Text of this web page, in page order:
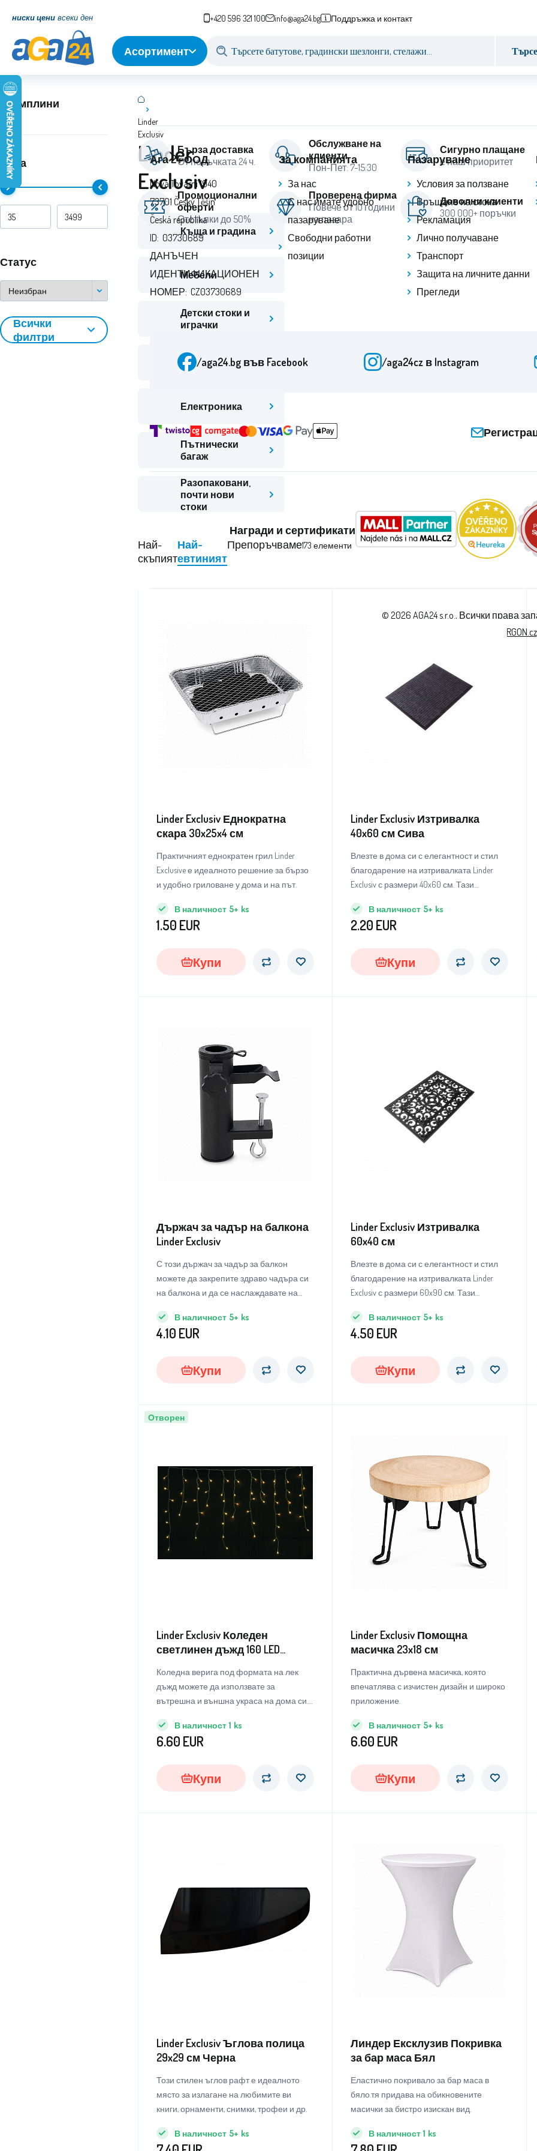
ниски цени всеки ден +420 596 321 100 info@aga24.bg Поддръжка и контакт
Асортимент
Трамплини
Цена
Статус
Всички
филтри
Linder
Exclusiv
Linder
Exclusiv
Къща и градина
Мебели
Детски стоки и
играчки
Спорт и на
открито
Електроника
Пътнически
багаж
Разопаковани,
почти нови
стоки
Най-
скъпият
Най-
евтиният
Препоръчваме173 елементи
Linder Exclusiv Еднократна
скара 30x25x4 см
Практичният еднократен грил Linder
Exclusive е идеалното решение за бързо
и удобно гриловане у дома и на път.
В наличност 5+ ks
1.50 EUR
Купи
Linder Exclusiv Изтривалка
40x60 см Сива
Влезте в дома си с елегантност и стил
благодарение на изтривалката Linder
Exclusiv с размери 40x60 см. Тази
аксесоар, но и стилен елемент, който ще
придаде на вашия вход нотка на
гарантира, че домът ви остава чист и
уютен.
В наличност 5+ ks
2.20 EUR
Купи
Държач за чадър на балкона
Linder Exclusiv
С този държач за чадър за балкон
можете да закрепите здраво чадъра си
на балкона и да се наслаждавате на
В наличност 5+ ks
4.10 EUR
Купи
Linder Exclusiv Изтривалка
60x40 см
Влезте в дома си с елегантност и стил
благодарение на изтривалката Linder
Exclusiv с размери 60x90 см. Тази
аксесоар, но и стилен елемент, който ще
придаде на вашия вход нотка на
гарантира, че домът ви остава чист и
уютен.
В наличност 5+ ks
4.50 EUR
Купи
Отворен
Linder Exclusiv Коледен
светлинен дъжд 160 LED
КАЧЕСТВО
Коледна верига под формата на лек
дъжд можете да използвате за
вътрешна и външна украса на дома си.
или на балкона.
В наличност 1 ks
6.60 EUR
Купи
Linder Exclusiv Помощна
масичка 23x18 см
Практична дървена масичка, която
впечатлява с изчистен дизайн и широко
приложение.
В наличност 5+ ks
6.60 EUR
Купи
Linder Exclusiv Ъглова полица
29x29 см Черна
Този стилен ъглов рафт е идеалното
място за излагане на любимите ви
книги, орнаменти, снимки, трофеи и др.
В наличност 5+ ks
Линдер Ексклузив Покривка
за бар маса Бял
Еластично покривало за бар маса в
бяло.тя придава на обикновените
масички за бистро изискан вид.
В наличност 1 ks
Бърза доставка
От поръчката 24 ч.
Обслужване на
клиенти
Пон-Пет: 7-15:30
Сигурно плащане
е наш приоритет
Промоционални
оферти
Отстъпки до 50%
Проверена фирма
Повече от 10 години
на пазара
Доволни клиенти
300 000+ поръчки
Ага 24 ООД.
Nová Tovární 1940
73701 Český Těšín
Česká republika
ID: 03730689
ДАНЪЧЕН
ИДЕНТИФИКАЦИОНЕН
НОМЕР: CZ03730689
За компанията
За нас
С нас имате удобно
пазаруване
Свободни работни
позиции
Пазаруване
Условия за ползване
Връщане на стока
Рекламация
Лично получаване
Транспорт
Защита на личните данни
Прегледи
/aga24.bg във Facebook /aga24cz в Instagram
Награди и сертификати
© 2026 AGA24 s.r.o., Всички права
BINARGON.cz